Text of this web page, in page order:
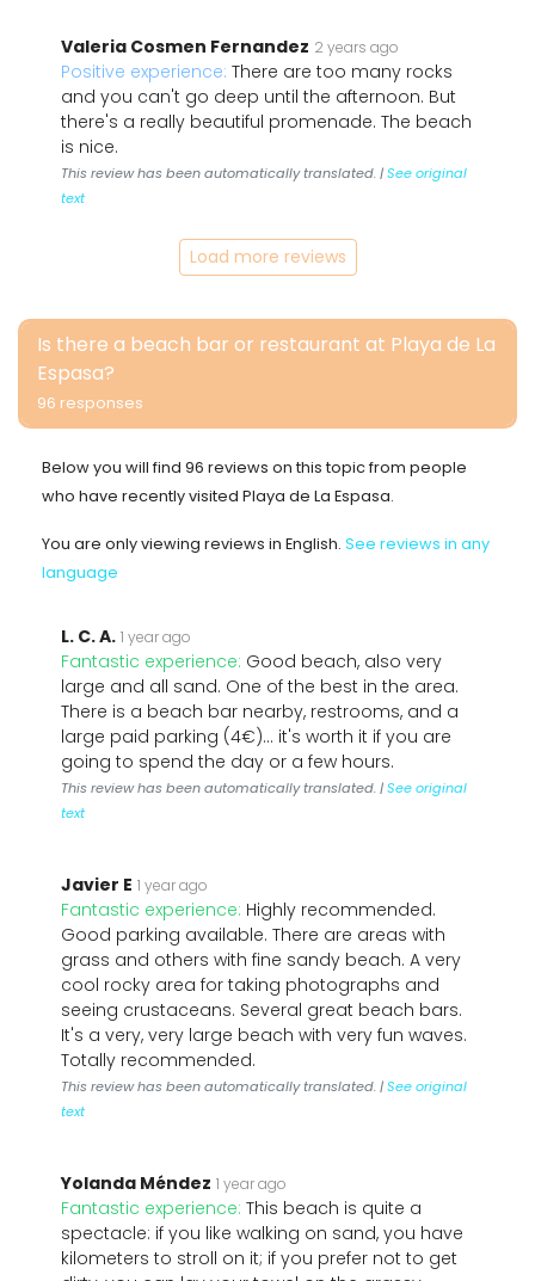
Valeria Cosmen Fernandez 2 years ago
Positive experience: There are too many rocks
and you can't go deep until the afternoon. But
there's a really beautiful promenade. The beach
is nice.
This review has been automatically translated. |See original
text
Load more reviews
Is there a beach bar or restaurant at Playa de La
Espasa?
96 responses
Below you will find 96 reviews on this topic from people
who have recently visited Playa de La Espasa.
You are only viewing reviews in English. See reviews in any
language
L. C. A. 1 year ago
Fantastic experience: Good beach, also very
large and all sand. One of the best in the area.
There is a beach bar nearby, restrooms, and a
large paid parking (4€)... it's worth it if you are
going to spend the day or a few hours.
This review has been automatically translated. |See original
text
Javier E 1 year ago
Fantastic experience: Highly recommended.
Good parking available. There are areas with
grass and others with fine sandy beach. A very
cool rocky area for taking photographs and
seeing crustaceans. Several great beach bars.
It's a very, very large beach with very fun waves.
Totally recommended.
This review has been automatically translated. |See original
text
Yolanda Méndez 1 year ago
Fantastic experience: This beach is quite a
spectacle: if you like walking on sand, you have
kilometers to stroll on it; if you prefer not to get